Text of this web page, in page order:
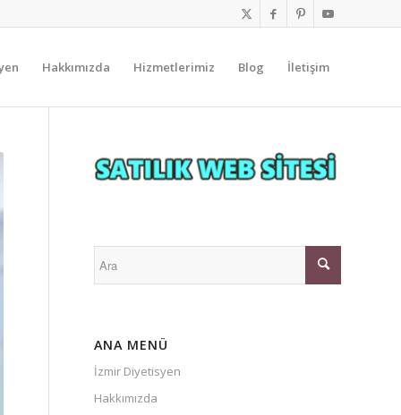
Hakkımızda Hizmetlerimiz Blog İletişim
ANA MENÜ
İzmir Diyetisyen
Hakkımızda